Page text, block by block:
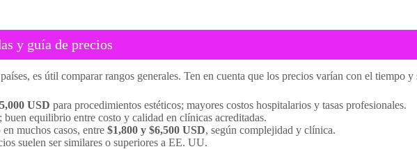
y guía de precios
es útil comparar rangos generales. Ten en cuenta que los precios varían con el tiempo
USD para procedimientos estéticos; mayores costos hospitalarios y tasas profesionales.
equilibrio entre costo y calidad en clínicas acreditadas.
muchos casos, entre $1,800 y $6,500 USD, según complejidad y clínica.
suelen ser similares o superiores a EE. UU.